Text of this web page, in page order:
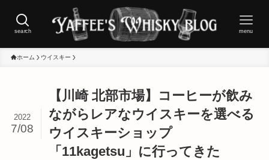
search menu
ホーム ウイスキー
【川崎 北部市場】コーヒーが飲み
ながらレアなウイスキーを選べる
ウイスキーショップ
「11kagetsu」に行ってきた
2022
7/08